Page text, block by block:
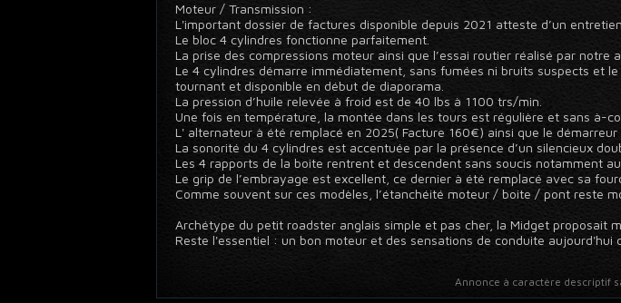
Moteur / Transmission :
L'important dossier de factures disponible depuis 2021 atteste d’un
Le bloc 4 cylindres fonctionne parfaitement.
La prise des compressions moteur ainsi que l’essai routier réalisé par notre
Le 4 cylindres démarre immédiatement, sans fumées ni bruits suspects et
tournant et disponible en début de diaporama.
La pression d’huile relevée à froid est de 40 lbs à 1100 trs/min.
Une fois en température, la montée dans les tours est régulière et sans à-
L' alternateur à été remplacé en 2025( Facture 160€) ainsi que le
La sonorité du 4 cylindres est accentuée par la présence d’un silencieux
Les 4 rapports de la boite rentrent et descendent sans soucis notamment
Le grip de l’embrayage est excellent, ce dernier à été remplacé avec sa
Comme souvent sur ces modèles, l’étanchéité moteur / boite / pont reste
Archétype du petit roadster anglais simple et pas cher, la Midget proposait
Reste l'essentiel : un bon moteur et des sensations de conduite aujourd'hui
Annonce à caractère descriptif